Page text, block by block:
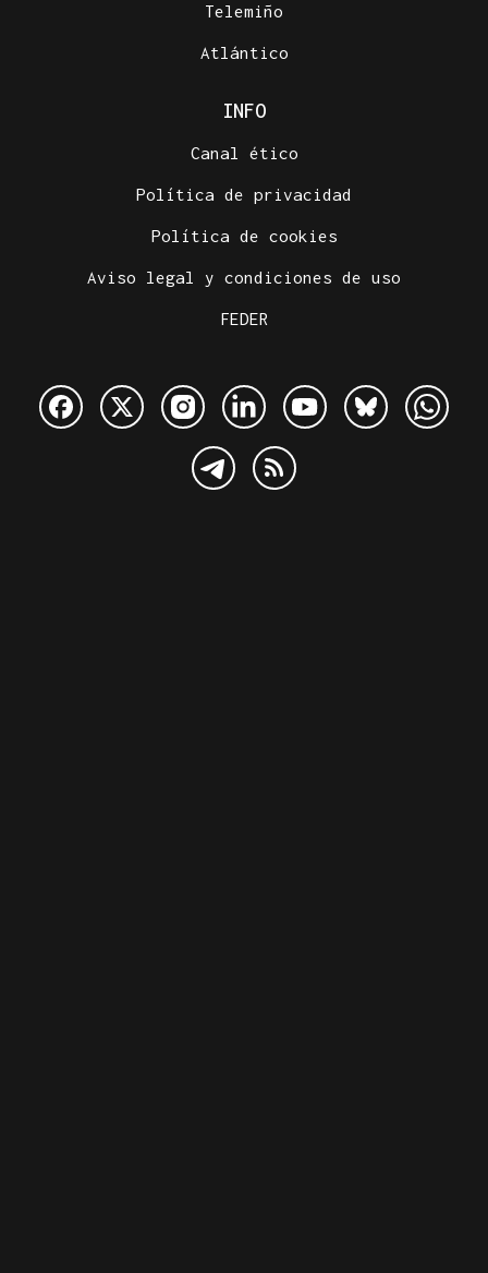
Telemiño
Atlántico
INFO
Canal ético
Política de privacidad
Política de cookies
Aviso legal y condiciones de uso
FEDER